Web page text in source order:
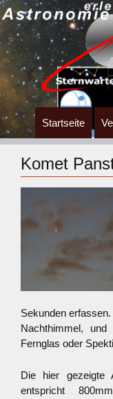
Zum
Inhalt
springen
Startseite
Komet
Sekunden
Nachthimmel,
Fernglas oder
Die hier gezeigte
entspricht